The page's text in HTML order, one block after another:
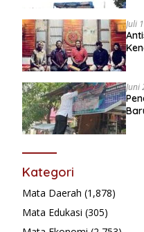
Juli
Juni
Kategori
Mata Daerah (1,878)
Mata Edukasi (305)